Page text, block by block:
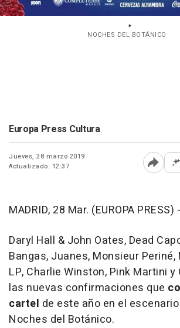
NOCHES DEL BOTÁNICO
Europa Press Cultura
Jueves, 28 marzo 2019
Actualizado: 12:37
Abrir
MADRID, 28 Mar. (EUROPA PRESS) -
Daryl Hall & John Oates, Dead
Bangas, Juanes, Monsieur Periné,
LP, Charlie Winston, Pink Martini y
las nuevas confirmaciones que
cartel de este año en el
Noches del Botánico.